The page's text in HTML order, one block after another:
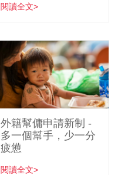
閱讀全文>
外籍幫傭申請新制 -
多一個幫手，少一分
疲憊
閱讀全文>